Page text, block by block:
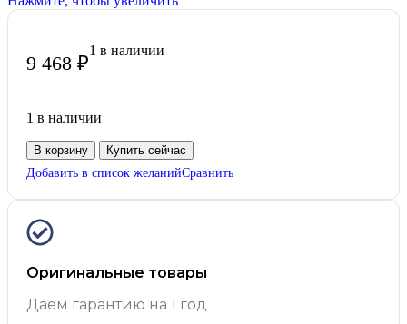
9 468 ₽
1 в наличии
1 в наличии
В корзину
Купить сейчас
Добавить в список желанийСравнить
Оригинальные товары
Даем гарантию на 1 год